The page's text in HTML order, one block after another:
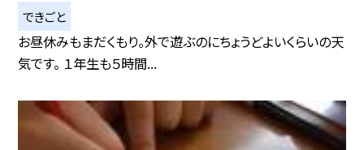
できごと
お昼休みもまだくもり。外で遊ぶのにちょうどよいくらいの天
気です。 １年生も５時間...